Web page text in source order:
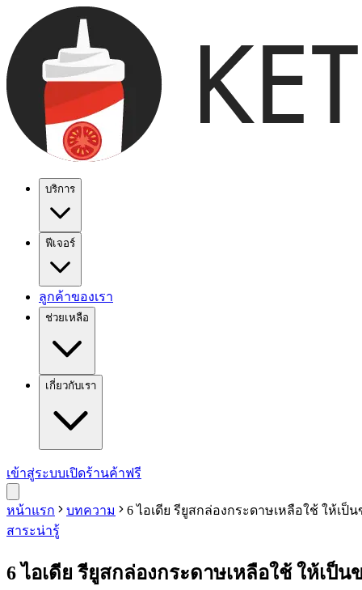
บริการ
ฟีเจอร์
ลูกค้าของเรา
ช่วยเหลือ
เกี่ยวกับเรา
เข้าสู่ระบบเปิดร้านค้าฟรี
หน้าแรก บทความ
6 ไอเดีย รียูสกล่องกระดาษเหลือใช้ ให้เป็
สาระน่ารู้
6 ไอเดีย รียูสกล่องกระดาษเหลือใช้ ให้เป็น